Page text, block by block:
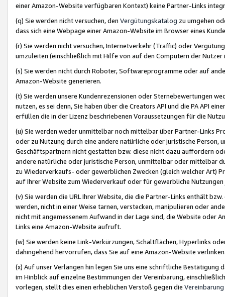
einer Amazon-Website verfügbaren Kontext) keine Partner-Links
(q) Sie werden nicht versuchen, den Vergütungskatalog zu umgehen
dass sich eine Webpage einer Amazon-Website im Browser eines
(r) Sie werden nicht versuchen, Internetverkehr (Traffic) oder
umzuleiten (einschließlich mit Hilfe von auf den Computern der
(s) Sie werden nicht durch Roboter, Softwareprogramme oder auf
Amazon-Website generieren.
(t) Sie werden unsere Kundenrezensionen oder Sternebewertungen
nutzen, es sei denn, Sie haben über die Creators API und die PA API
erfüllen die in der Lizenz beschriebenen Voraussetzungen für die
(u) Sie werden weder unmittelbar noch mittelbar über Partner-Links
oder zu Nutzung durch eine andere natürliche oder juristische
Geschäftspartnern nicht gestatten bzw. diese nicht dazu auffordern
andere natürliche oder juristische Person, unmittelbar oder mittelbar
zu Wiederverkaufs- oder gewerblichen Zwecken (gleich welcher Art)
auf Ihrer Website zum Wiederverkauf oder für gewerbliche
(v) Sie werden die URL Ihrer Website, die die Partner-Links enthält
werden, nicht in einer Weise tarnen, verstecken, manipulieren oder
nicht mit angemessenem Aufwand in der Lage sind, die Website oder
Links eine Amazon-Website aufruft.
(w) Sie werden keine Link-Verkürzungen, Schaltflächen, Hyperlinks
dahingehend hervorrufen, dass Sie auf eine Amazon-Website
(x) Auf unser Verlangen hin legen Sie uns eine schriftliche
im Hinblick auf einzelne Bestimmungen der Vereinbarung,
vorlegen, stellt dies einen erheblichen Verstoß gegen die Vereinbarung